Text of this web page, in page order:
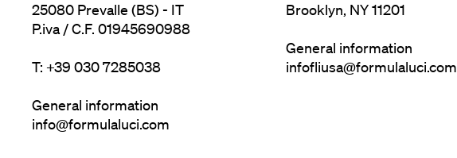
25080 Prevalle (BS) - IT
P.iva / C.F. 01945690988
T: +39 030 7285038
General information
info@formulaluci.com
Brooklyn, NY 11201
General information
infofliusa@formulaluci.com